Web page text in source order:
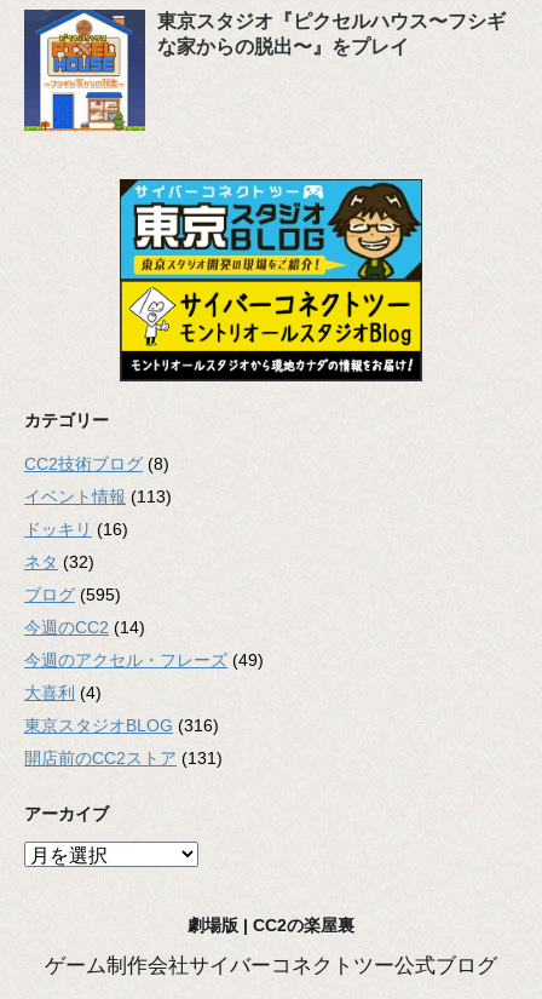
東京スタジオ『ピクセルハウス〜フシギ
な家からの脱出〜』をプレイ
カテゴリー
CC2技術ブログ (8)
イベント情報 (113)
ドッキリ (16)
ネタ (32)
ブログ (595)
今週のCC2 (14)
今週のアクセル・フレーズ (49)
大喜利 (4)
東京スタジオBLOG (316)
開店前のCC2ストア (131)
アーカイブ
ア
劇場版 | CC2の楽屋裏
ゲーム制作会社サイバーコネクトツー公式ブログ